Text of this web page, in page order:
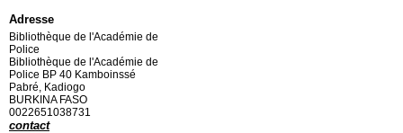
Adresse
Bibliothèque de l'Académie de
Police
Bibliothèque de l'Académie de
Police BP 40 Kamboinssé
Pabré, Kadiogo
BURKINA FASO
0022651038731
contact